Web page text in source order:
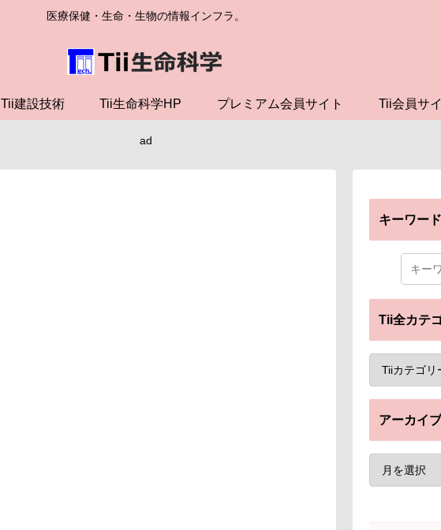
医療保健・生命・生物の情報インフラ。
Tii建設技術 Tii生命科学HP プレミアム会員サイト Tii会員サ
ad
キーワー
Tii全カテ
アーカイ